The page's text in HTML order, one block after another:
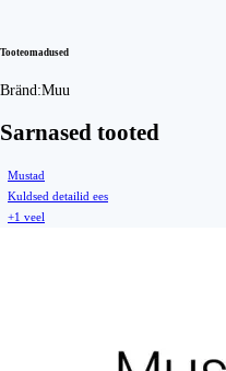
Tooteomadused
Bränd:Muu
Sarnased tooted
Mustad
Kuldsed detailid ees
+1 veel